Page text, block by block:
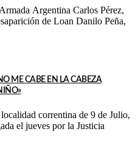
Argentina Carlos Pérez,
de Loan Danilo Peña,
ME CABE EN LA CABEZA
correntina de 9 de Julio,
el jueves por la Justicia